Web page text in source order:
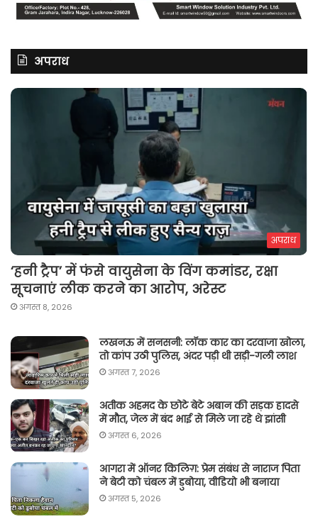
अपराध
अपराध
‘हनी ट्रैप’ में फंसे वायुसेना के विंग कमांडर, रक्षा
सूचनाएं लीक करने का आरोप, अरेस्ट
अगस्त 8, 2026
लखनऊ में सनसनी: लॉक कार का दरवाजा खोला,
तो कांप उठी पुलिस, अंदर पड़ी थी सड़ी-गली लाश
अगस्त 7, 2026
अतीक अहमद के छोटे बेटे अबान की सड़क हादसे
में मौत, जेल में बंद भाई से मिले जा रहे थे झांसी
अगस्त 6, 2026
आगरा में ऑनर किलिग़: प्रेम संबंध से नाराज पिता
ने बेटी को चंबल में डुबोया, वीडियो भी बनाया
अगस्त 5, 2026